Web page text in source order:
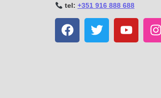
tel: +351 916 888 688